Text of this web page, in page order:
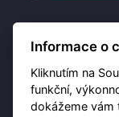
Informace o
Kliknutím na
funkční,
dokážeme vám